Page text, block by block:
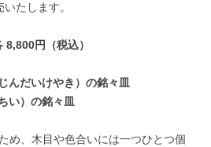
たします。
円（税込）
んだいけやき）の銘々皿
い）の銘々皿
め、木目や色合いには一つひとつ個